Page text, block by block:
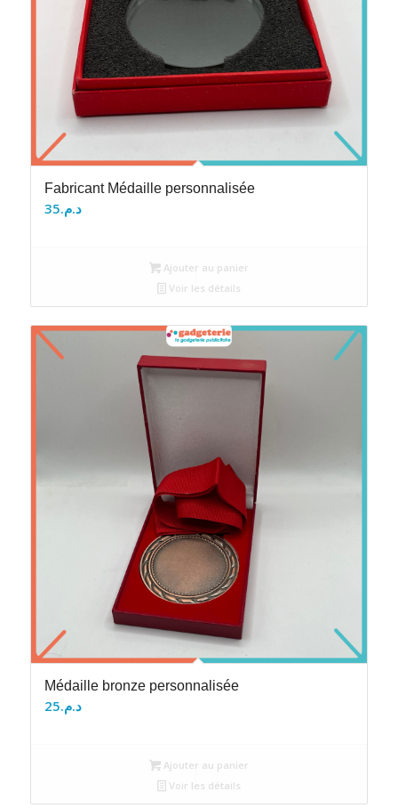
Fabricant Médaille personnalisée
د.م.35
Ajouter au panier
Voir les détails
Médaille bronze personnalisée
د.م.25
Ajouter au panier
Voir les détails